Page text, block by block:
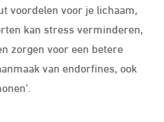
voordelen voor je lichaam,
kan stress verminderen,
zorgen voor een betere
van endorfines, ook